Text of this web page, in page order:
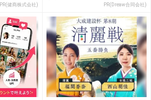
PR(健商株式会社) PR(Dreaw合同会社)